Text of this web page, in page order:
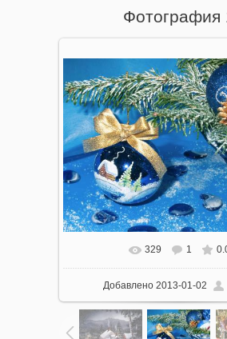
Фотография
329 1
Добавлено2013-01-02